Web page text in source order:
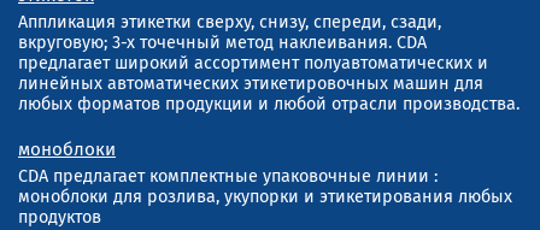
Аппликация этикетки сверху, снизу, спереди, сзади,
вкруговую; 3-х точечный метод наклеивания. CDA
предлагает широкий ассортимент полуавтоматических и
линейных автоматических этикетировочных машин для
любых форматов продукции и любой отрасли производства.
моноблоки
CDA предлагает комплектные упаковочные линии :
моноблоки для розлива, укупорки и этикетирования любых
продуктов